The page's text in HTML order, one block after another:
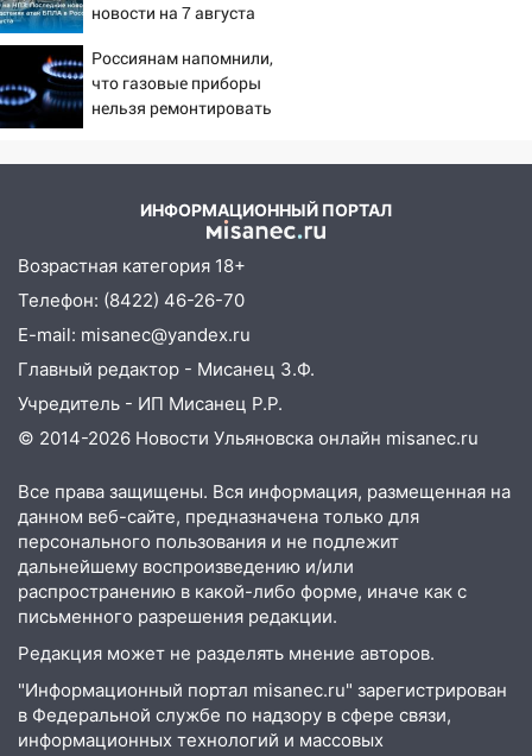
новости на 7 августа
на склады Wildberries,
состояние пострадавших
Россиянам напомнили,
что газовые приборы
нельзя ремонтировать
ИНФОРМАЦИОННЫЙ ПОРТАЛ
Возрастная категория 18+
Телефон: (8422) 46-26-70
E-mail: misanec@yandex.ru
Главный редактор - Мисанец З.Ф.
Учредитель - ИП Мисанец Р.Р.
© 2014-2026 Новости Ульяновска онлайн misanec.ru
Все права защищены. Вся информация, размещенная на
данном веб-сайте, предназначена только для
персонального пользования и не подлежит
дальнейшему воспроизведению и/или
распространению в какой-либо форме, иначе как с
письменного разрешения редакции.
Редакция может не разделять мнение авторов.
"Информационный портал misanec.ru" зарегистрирован
в Федеральной службе по надзору в сфере связи,
информационных технологий и массовых